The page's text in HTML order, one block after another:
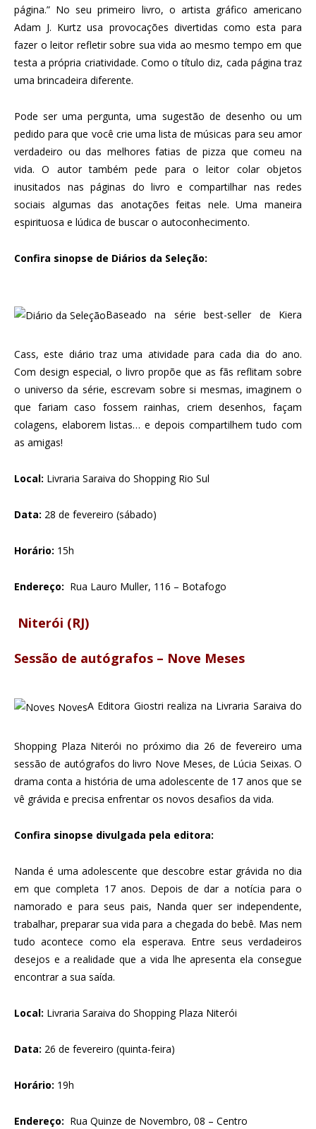
página.” No seu primeiro livro, o artista gráfico americano
Adam J. Kurtz usa provocações divertidas como esta para
fazer o leitor refletir sobre sua vida ao mesmo tempo em que
testa a própria criatividade. Como o título diz, cada página traz
uma brincadeira diferente.
Pode ser uma pergunta, uma sugestão de desenho ou um
pedido para que você crie uma lista de músicas para seu amor
verdadeiro ou das melhores fatias de pizza que comeu na
vida. O autor também pede para o leitor colar objetos
inusitados nas páginas do livro e compartilhar nas redes
sociais algumas das anotações feitas nele. Uma maneira
espirituosa e lúdica de buscar o autoconhecimento.
Confira sinopse de Diários da Seleção:
Baseado na série best-seller de Kiera
Cass, este diário traz uma atividade para cada dia do ano.
Com design especial, o livro propõe que as fãs reflitam sobre
o universo da série, escrevam sobre si mesmas, imaginem o
que fariam caso fossem rainhas, criem desenhos, façam
colagens, elaborem listas… e depois compartilhem tudo com
as amigas!
Local: Livraria Saraiva do Shopping Rio Sul
Data: 28 de fevereiro (sábado)
Horário: 15h
Endereço: Rua Lauro Muller, 116 – Botafogo
Niterói (RJ)
Sessão de autógrafos – Nove Meses
A Editora Giostri realiza na Livraria Saraiva do
Shopping Plaza Niterói no próximo dia 26 de fevereiro uma
sessão de autógrafos do livro Nove Meses, de Lúcia Seixas. O
drama conta a história de uma adolescente de 17 anos que se
vê grávida e precisa enfrentar os novos desafios da vida.
Confira sinopse divulgada pela editora:
Nanda é uma adolescente que descobre estar grávida no dia
em que completa 17 anos. Depois de dar a notícia para o
namorado e para seus pais, Nanda quer ser independente,
trabalhar, preparar sua vida para a chegada do bebê. Mas nem
tudo acontece como ela esperava. Entre seus verdadeiros
desejos e a realidade que a vida lhe apresenta ela consegue
encontrar a sua saída.
Local: Livraria Saraiva do Shopping Plaza Niterói
Data: 26 de fevereiro (quinta-feira)
Horário: 19h
Endereço: Rua Quinze de Novembro, 08 – Centro